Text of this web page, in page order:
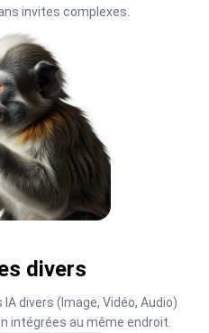
invites complexes.
divers
divers (Image, Vidéo, Audio)
intégrées au même endroit.